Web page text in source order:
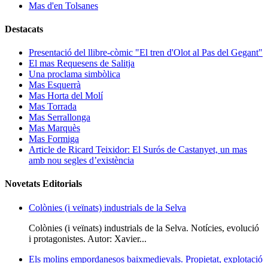
Mas d'en Tolsanes
Destacats
Presentació del llibre-còmic "El tren d'Olot al Pas del Gegant"
El mas Requesens de Salitja
Una proclama simbòlica
Mas Esquerrà
Mas Horta del Molí
Mas Torrada
Mas Serrallonga
Mas Marquès
Mas Formiga
Article de Ricard Teixidor: El Surós de Castanyet, un mas
amb nou segles d’existència
Novetats Editorials
Colònies (i veïnats) industrials de la Selva
Colònies (i veïnats) industrials de la Selva. Notícies, evolució
i protagonistes. Autor: Xavier...
Els molins empordanesos baixmedievals. Propietat, explotació